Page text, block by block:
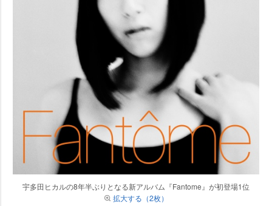
宇多田ヒカルの8年半ぶりとなる新アルバム『Fantome』が初登場1位
拡大する（2枚）